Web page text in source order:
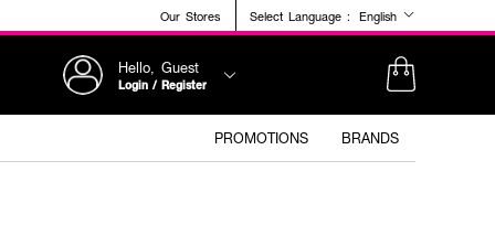
Our Stores Select Language : English
Hello, Guest
Login / Register
PROMOTIONS BRANDS